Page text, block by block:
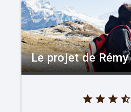
Le projet de Rémy
star star star star_half